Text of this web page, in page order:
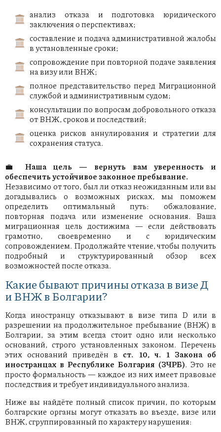
анализ отказа и подготовка юридического
заключения о перспективах;
составление и подача административной жалобы
в установленные сроки;
сопровождение при повторной подаче заявления
на визу или ВНЖ;
полное представительство перед Миграционной
службой и административным судом;
консультации по вопросам добровольного отказа
от ВНЖ, сроков и последствий;
оценка рисков аннулирования и стратегии для
сохранения статуса.
💼 Наша цель — вернуть вам уверенность и
обеспечить устойчивое законное пребывание.
Независимо от того, был ли отказ неожиданным или вы
догадывались о возможных рисках, мы поможем
определить оптимальный путь: обжалование,
повторная подача или изменение основания. Ваша
миграционная цель достижима — если действовать
грамотно, своевременно и с юридическим
сопровождением. Продолжайте чтение, чтобы получить
подробный и структурированный обзор всех
возможностей после отказа.
Какие бывают причины отказа в визе Д
и ВНЖ в Болгарии?
Когда иностранцу отказывают в визе типа D или в
разрешении на продолжительное пребывание (ВНЖ) в
Болгарии, за этим всегда стоит одно или несколько
оснований, строго установленных законом. Перечень
этих оснований приведён в ст. 10, ч. 1 Закона об
иностранцах в Республике Болгария (ЗЧРБ). Это не
просто формальность — каждое из них имеет правовые
последствия и требует индивидуального анализа.
Ниже вы найдёте полный список причин, по которым
болгарские органы могут отказать во въезде, визе или
ВНЖ, сгруппированный по характеру нарушения: